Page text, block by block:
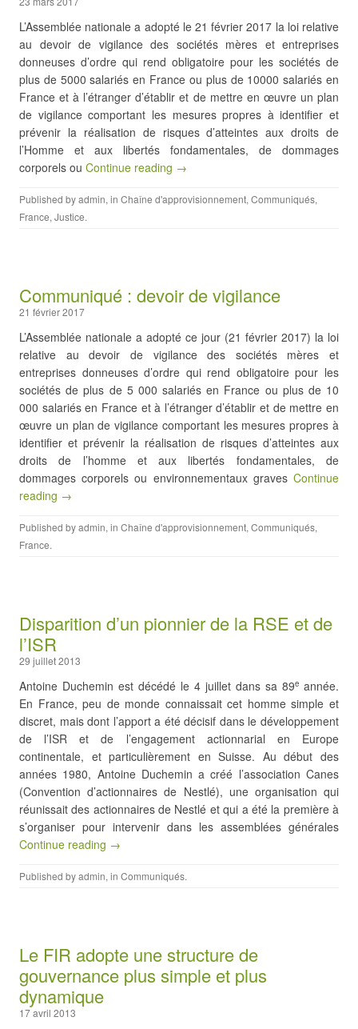
L’Assemblée nationale a adopté le 21 février 2017 la loi relative
au devoir de vigilance des sociétés mères et entreprises
donneuses d’ordre qui rend obligatoire pour les sociétés de
plus de 5000 salariés en France ou plus de 10000 salariés en
France et à l’étranger d’établir et de mettre en œuvre un plan
de vigilance comportant les mesures propres à identifier et
prévenir la réalisation de risques d’atteintes aux droits de
l’Homme et aux libertés fondamentales, de dommages
corporels ou Continue reading →
Published byadmin, in Chaîne d'approvisionnement, Communiqués,
France, Justice.
Communiqué : devoir de vigilance
21 février 2017
L’Assemblée nationale a adopté ce jour (21 février 2017) la loi
relative au devoir de vigilance des sociétés mères et
entreprises donneuses d’ordre qui rend obligatoire pour les
sociétés de plus de 5 000 salariés en France ou plus de 10
000 salariés en France et à l’étranger d’établir et de mettre en
œuvre un plan de vigilance comportant les mesures propres à
identifier et prévenir la réalisation de risques d’atteintes aux
droits de l’homme et aux libertés fondamentales, de
dommages corporels ou environnementaux graves Continue
reading →
Published byadmin, in Chaîne d'approvisionnement, Communiqués,
France.
Disparition d’un pionnier de la RSE et de
l’ISR
29 juillet 2013
Antoine Duchemin est décédé le 4 juillet dans sa 89e année.
En France, peu de monde connaissait cet homme simple et
discret, mais dont l’apport a été décisif dans le développement
de l’ISR et de l’engagement actionnarial en Europe
continentale, et particulièrement en Suisse. Au début des
années 1980, Antoine Duchemin a créé l’association Canes
(Convention d’actionnaires de Nestlé), une organisation qui
réunissait des actionnaires de Nestlé et qui a été la première à
s’organiser pour intervenir dans les assemblées générales
Continue reading →
Published byadmin, in Communiqués.
Le FIR adopte une structure de
gouvernance plus simple et plus
dynamique
17 avril 2013